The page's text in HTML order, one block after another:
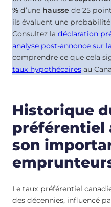
% d’une hausse de 25
ils évaluent une
Consultez la déclaration
analyse post-annonce sur
comprendre ce que cela
taux hypothécaires au
Historique
préférentiel
son
Le taux préférentiel
des décennies, influencé